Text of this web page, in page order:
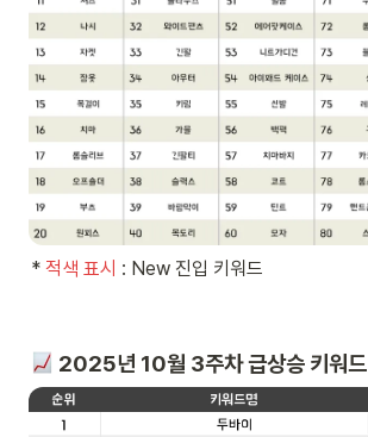
* 적색 표시 : New 진입 키워드
2025년 10월 3주차 급상승 키워드